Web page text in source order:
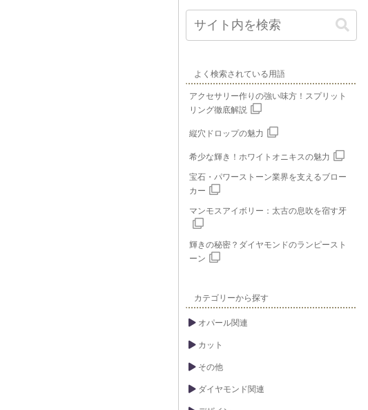
よく検索されている用語
アクセサリー作りの強い味方！スプリット
リング徹底解説
縦穴ドロップの魅力
希少な輝き！ホワイトオニキスの魅力
宝石・パワーストーン業界を支えるブロー
カー
マンモスアイボリー：太古の息吹を宿す牙
輝きの秘密？ダイヤモンドのランピースト
ーン
カテゴリーから探す
オパール関連
カット
その他
ダイヤモンド関連